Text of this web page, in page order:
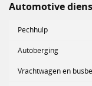
Automotive
Pechhulp
Autoberging
Vrachtwagen en